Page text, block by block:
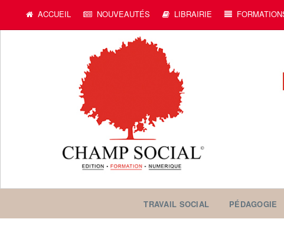
ACCUEIL NOUVEAUTÉS LIBRAIRIE
TRAVAIL SOCIAL PÉDAGOGIE